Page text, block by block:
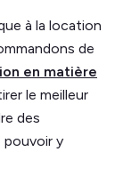
à la location
de
en matière
le meilleur
des
y